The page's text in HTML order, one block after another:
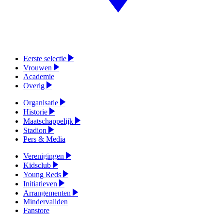
Eerste selectie
Vrouwen
Academie
Overig
Organisatie
Historie
Maatschappelijk
Stadion
Pers & Media
Verenigingen
Kidsclub
Young Reds
Initiatieven
Arrangementen
Mindervaliden
Fanstore